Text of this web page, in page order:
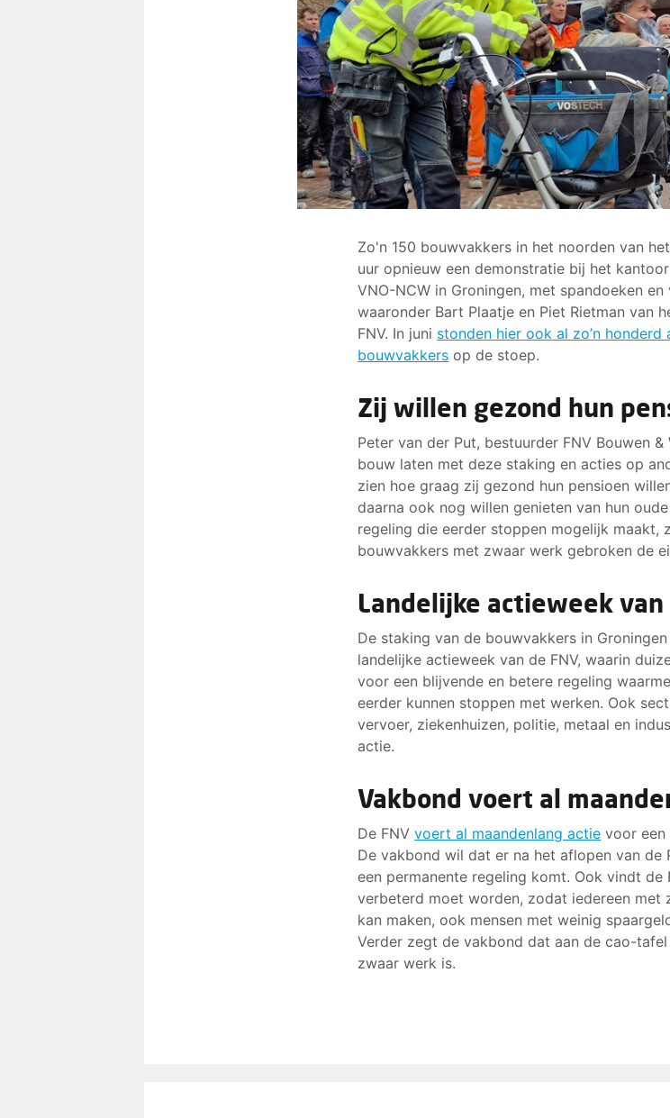
Zo'n 150 bouwvakkers in het noorden van
uur opnieuw een demonstratie bij het
VNO-NCW in Groningen, met spandoeken
waaronder Bart Plaatje en Piet Rietman van
FNV. In juni stonden hier ook al zo’n honderd
bouwvakkers op de stoep.
Zij willen gezond hun
Peter van der Put, bestuurder FNV Bouwen &
bouw laten met deze staking en acties op
zien hoe graag zij gezond hun pensioen
daarna ook nog willen genieten van hun
regeling die eerder stoppen mogelijk maakt,
bouwvakkers met zwaar werk gebroken de
Landelijke actieweek van
De staking van de bouwvakkers in
landelijke actieweek van de FNV, waarin
voor een blijvende en betere regeling
eerder kunnen stoppen met werken. Ook
vervoer, ziekenhuizen, politie, metaal en
actie.
Vakbond voert al
De FNVvoert al maandenlang actie voor een
De vakbond wil dat er na het aflopen van de
een permanente regeling komt. Ook vindt de
verbeterd moet worden, zodat iedereen met
kan maken, ook mensen met weinig
Verder zegt de vakbond dat aan de cao-
zwaar werk is.